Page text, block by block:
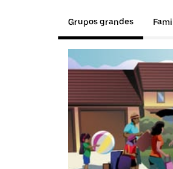
Grupos grandes